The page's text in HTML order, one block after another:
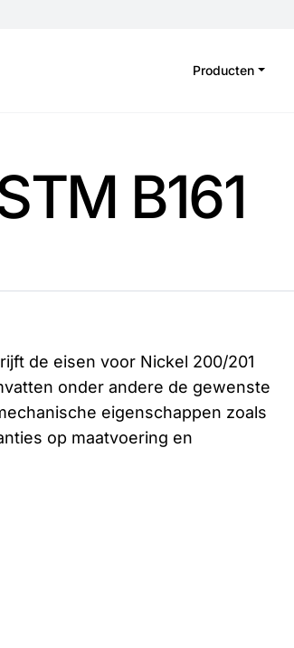
Producten
B161
de eisen voor Nickel 200/201
onder andere de gewenste
eigenschappen zoals
op maatvoering en